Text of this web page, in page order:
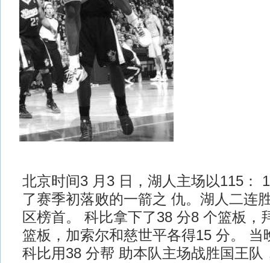
北京时间3 月3 日，湖人主场以115：
了赛季初落败的一箭之 仇。湖人二连
区榜首。 科比拿下了38 分8 个篮板，
篮板，加索尔和慈世平各得15 分。 当
科比用38 分帮 助本队主场战胜国王队